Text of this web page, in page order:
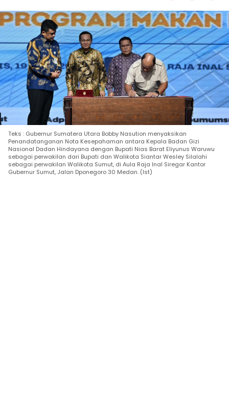
Teks : Gubernur Sumatera Utara Bobby Nasution menyaksikan
Penandatanganan Nota Kesepahaman antara Kepala Badan Gizi
Nasional Dadan Hindayana dengan Bupati Nias Barat Eliyunus Waruwu
sebagai perwakilan dari Bupati dan Walikota Siantar Wesley Silalahi
sebagai perwakilan Walikota Sumut, di Aula Raja Inal Siregar Kantor
Gubernur Sumut, Jalan Dponegoro 30 Medan. (Ist)